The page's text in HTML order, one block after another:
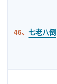
46、 七老八倒